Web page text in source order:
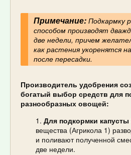
Примечание:Подкармку
способом производят
две недели, причем
как растения укоренятся
после пересадки.
Производитель удобрения
богатый выбор средств для
разнообразных овощей:
Для подкормки капусты
вещества (Агрикола 1)
и поливают полученной
две недели.